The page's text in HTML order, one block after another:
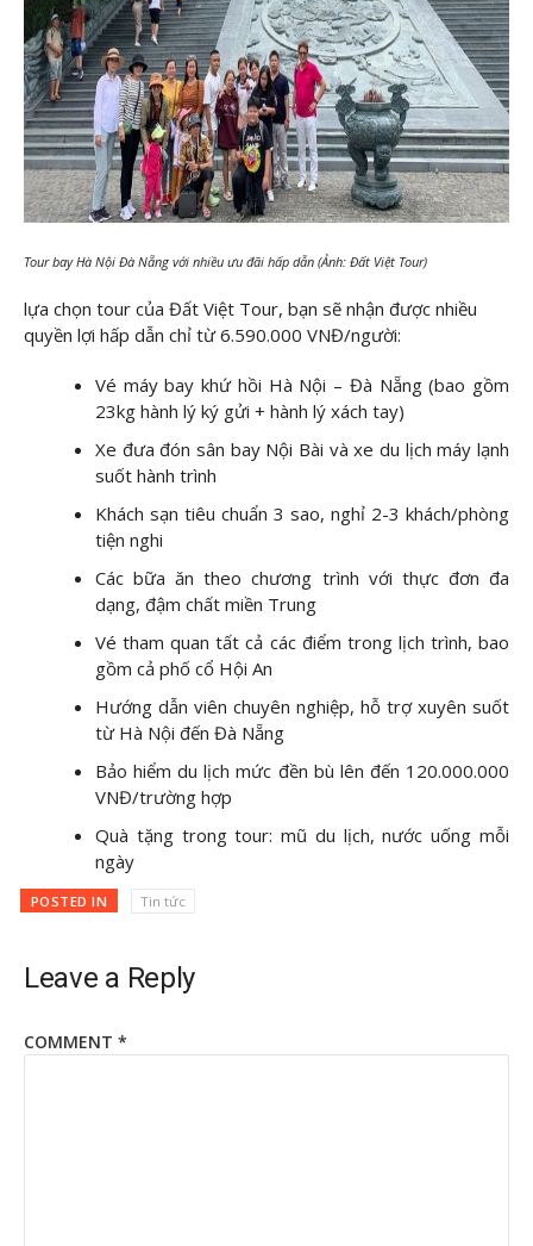
Tour bay Hà Nội Đà Nẵng với nhiều ưu đãi hấp dẫn (Ảnh: Đất Việt Tour)
lựa chọn tour của Đất Việt Tour, bạn sẽ nhận được nhiều
quyền lợi hấp dẫn chỉ từ 6.590.000 VNĐ/người:
Vé máy bay khứ hồi Hà Nội – Đà Nẵng (bao gồm
23kg hành lý ký gửi + hành lý xách tay)
Xe đưa đón sân bay Nội Bài và xe du lịch máy lạnh
suốt hành trình
Khách sạn tiêu chuẩn 3 sao, nghỉ 2-3 khách/phòng
tiện nghi
Các bữa ăn theo chương trình với thực đơn đa
dạng, đậm chất miền Trung
Vé tham quan tất cả các điểm trong lịch trình, bao
gồm cả phố cổ Hội An
Hướng dẫn viên chuyên nghiệp, hỗ trợ xuyên suốt
từ Hà Nội đến Đà Nẵng
Bảo hiểm du lịch mức đền bù lên đến 120.000.000
VNĐ/trường hợp
Quà tặng trong tour: mũ du lịch, nước uống mỗi
ngày
POSTED IN Tin tức
Leave a Reply
COMMENT *